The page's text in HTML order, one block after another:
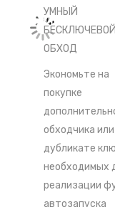
УМНЫЙ
БЕСКЛЮЧЕВОЙ
ОБХОД
Экономьте на
покупке
обходчика или
дубликате
необходимых
реализации
автозапуска